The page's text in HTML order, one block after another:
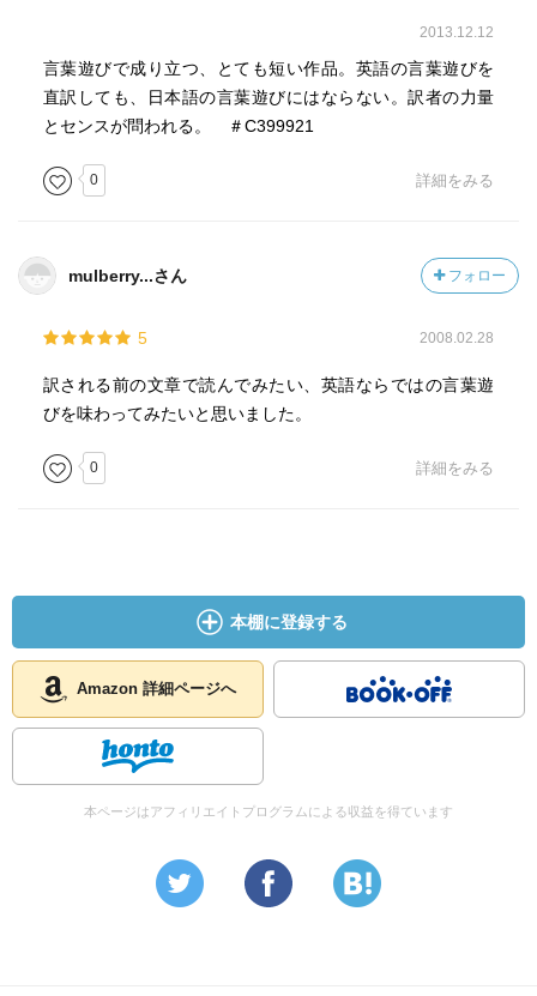
2013.12.12
言葉遊びで成り立つ、とても短い作品。英語の言葉遊びを
直訳しても、日本語の言葉遊びにはならない。訳者の力量
とセンスが問われる。 ＃C399921
0 詳細をみる
mulberry...さん フォロー
5 2008.02.28
訳される前の文章で読んでみたい、英語ならではの言葉遊
びを味わってみたいと思いました。
0 詳細をみる
本棚に登録する
Amazon 詳細ページへ
本ページはアフィリエイトプログラムによる収益を得ています